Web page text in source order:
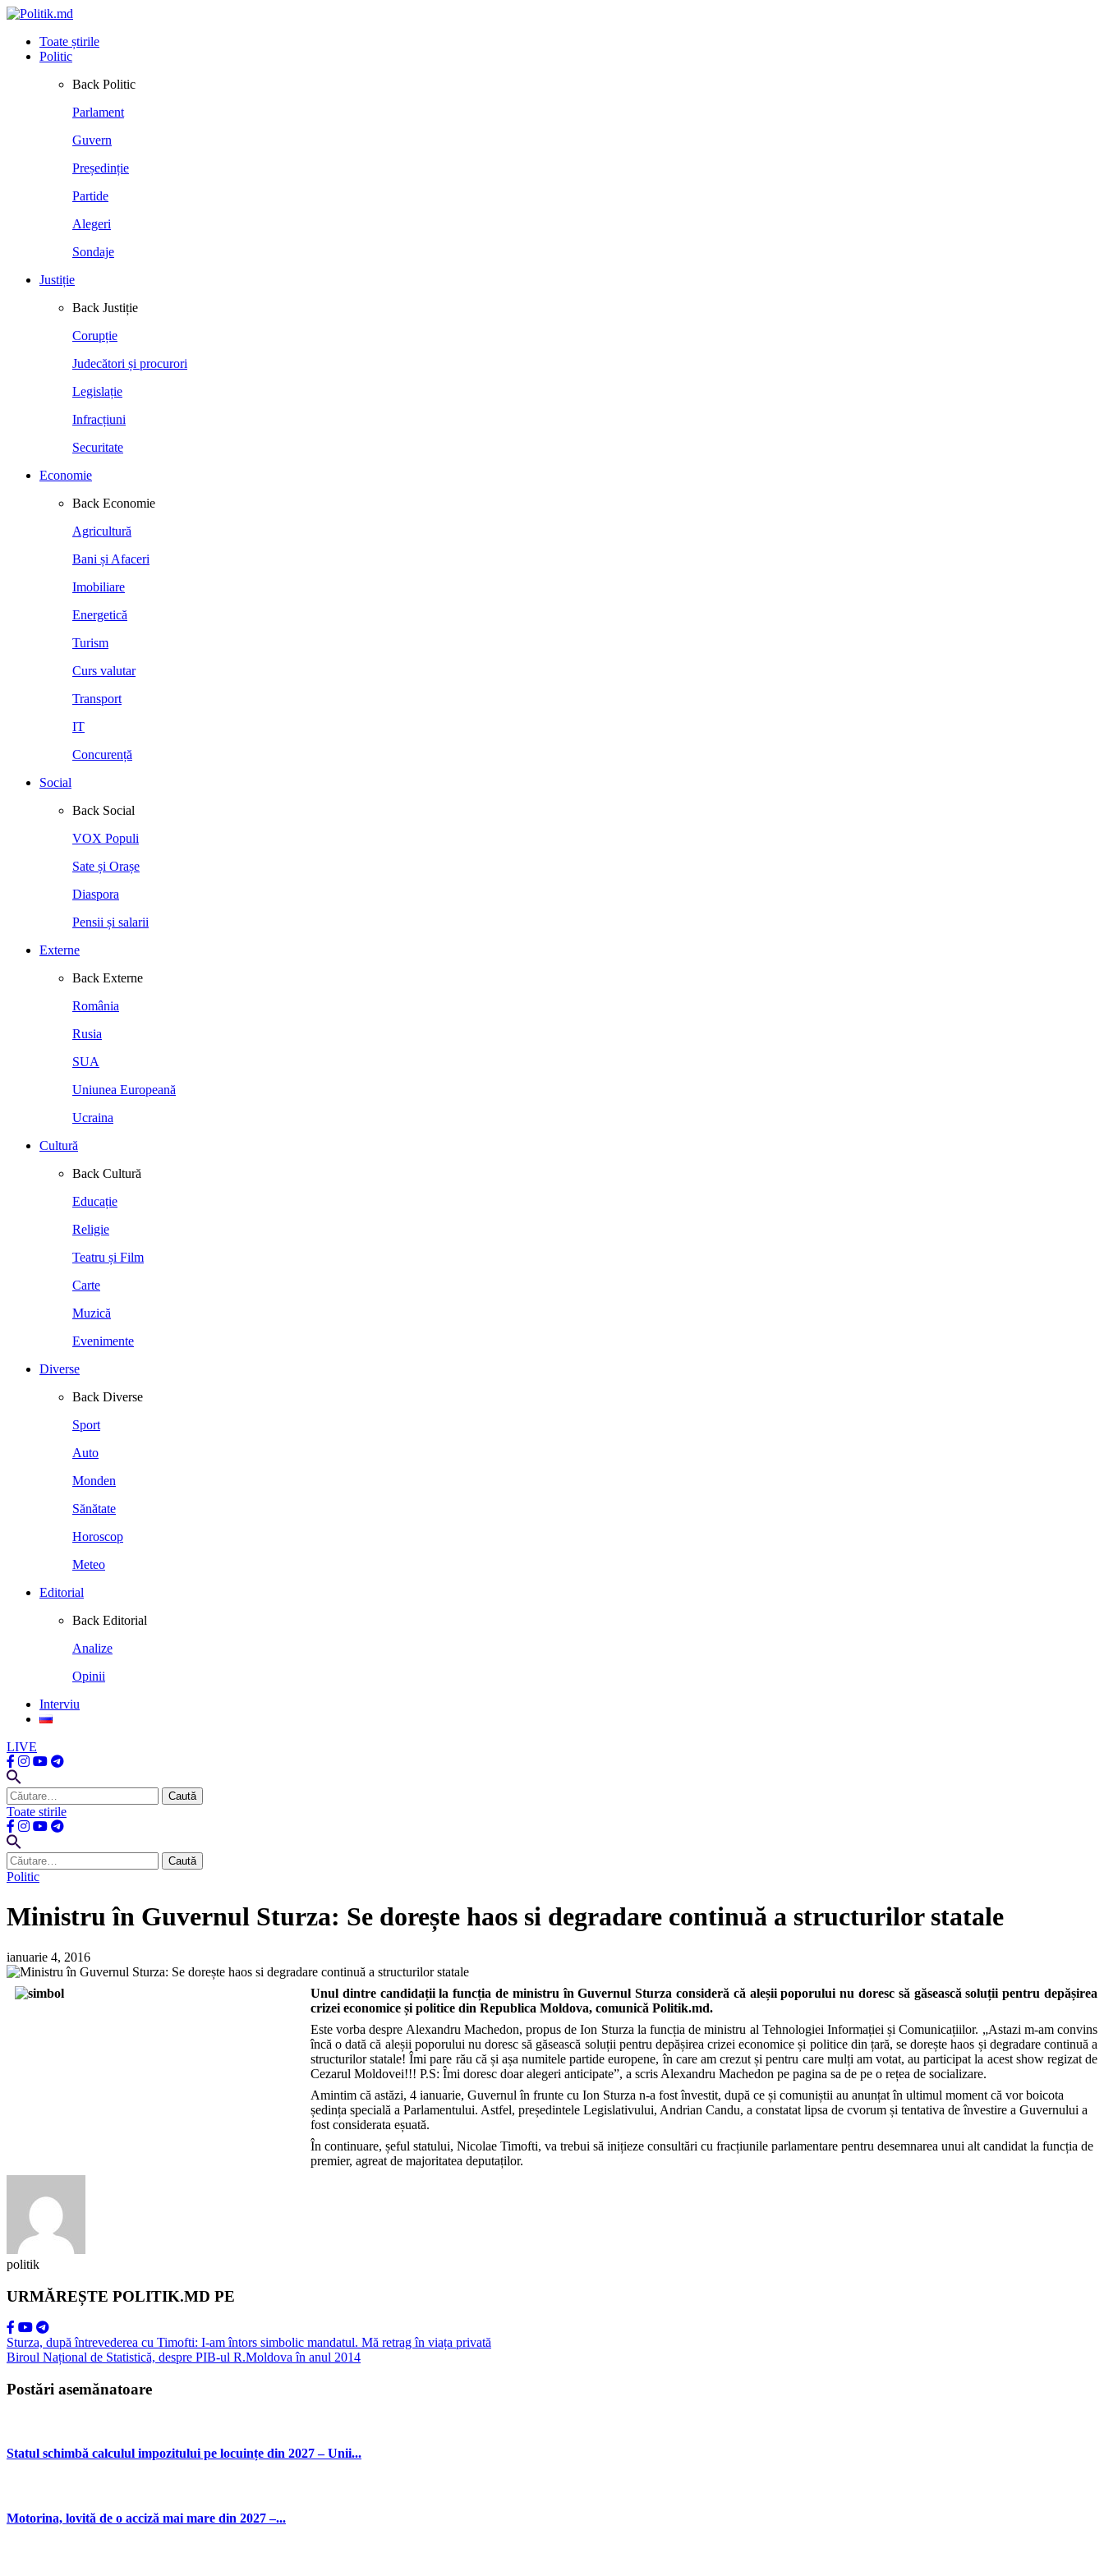
Toate știrile
Politic
Back Politic
Parlament
Guvern
Președinție
Partide
Alegeri
Sondaje
Justiție
Back Justiție
Corupție
Judecători și procurori
Legislație
Infracțiuni
Securitate
Economie
Back Economie
Agricultură
Bani și Afaceri
Imobiliare
Energetică
Turism
Curs valutar
Transport
IT
Concurență
Social
Back Social
VOX Populi
Sate și Orașe
Diaspora
Pensii și salarii
Externe
Back Externe
România
Rusia
SUA
Uniunea Europeană
Ucraina
Cultură
Back Cultură
Educație
Religie
Teatru și Film
Carte
Muzică
Evenimente
Diverse
Back Diverse
Sport
Auto
Monden
Sănătate
Horoscop
Meteo
Editorial
Back Editorial
Analize
Opinii
Interviu
LIVE
Caută
după:
Toate stirile
Caută
după:
Politic
Ministru în Guvernul Sturza: Se dorește haos si degradare continuă a structurilor statale
ianuarie 4, 2016
Unul dintre candidații la funcția de ministru în Guvernul Sturza consideră că aleșii poporului nu doresc să găsească soluții pentru depășirea
crizei economice și politice din Republica Moldova, comunică Politik.md.
Este vorba despre Alexandru Machedon, propus de Ion Sturza la funcția de ministru al Tehnologiei Informației și Comunicațiilor. „Astazi m-am convins
încă o dată că aleșii poporului nu doresc să găsească soluții pentru depășirea crizei economice și politice din țară, se dorește haos și degradare continuă a
structurilor statale! Îmi pare rău că și așa numitele partide europene, în care am crezut și pentru care mulți am votat, au participat la acest show regizat de
Cezarul Moldovei!!! P.S: Îmi doresc doar alegeri anticipate”, a scris Alexandru Machedon pe pagina sa de pe o rețea de socializare.
Amintim că astăzi, 4 ianuarie, Guvernul în frunte cu Ion Sturza n-a fost învestit, după ce și comuniștii au anunțat în ultimul moment că vor boicota
ședința specială a Parlamentului. Astfel, președintele Legislativului, Andrian Candu, a constatat lipsa de cvorum și tentativa de învestire a Guvernului a
fost considerata eșuată.
În continuare, șeful statului, Nicolae Timofti, va trebui să inițieze consultări cu fracțiunile parlamentare pentru desemnarea unui alt candidat la funcția de
premier, agreat de majoritatea deputaților.
politik
URMĂREȘTE POLITIK.MD PE
Sturza, după întrevederea cu Timofti: I-am întors simbolic mandatul. Mă retrag în viața privată
Biroul Național de Statistică, despre PIB-ul R.Moldova în anul 2014
Postări asemănatoare
Statul schimbă calculul impozitului pe locuințe din 2027 – Unii...
Motorina, lovită de o acciză mai mare din 2027 –...